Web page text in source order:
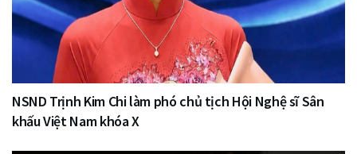
NSND Trịnh Kim Chi làm phó chủ tịch Hội Nghệ sĩ Sân
khấu Việt Nam khóa X